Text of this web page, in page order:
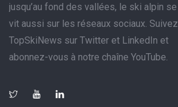
jusqu’au fond des vallées, le ski alpin se
vit aussi sur les réseaux sociaux. Suivez
TopSkiNews sur Twitter et LinkedIn et
abonnez-vous à notre chaîne YouTube.